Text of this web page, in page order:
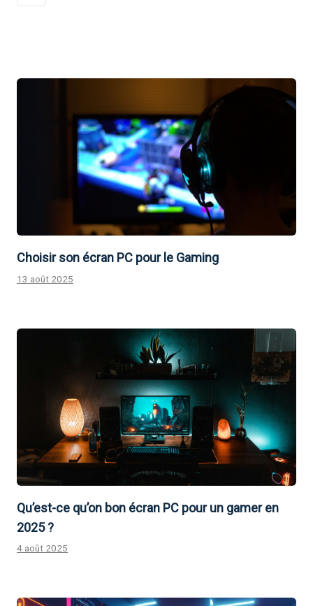
Choisir son écran PC pour le Gaming
13 août 2025
Qu’est-ce qu’on bon écran PC pour un gamer en
2025 ?
4 août 2025